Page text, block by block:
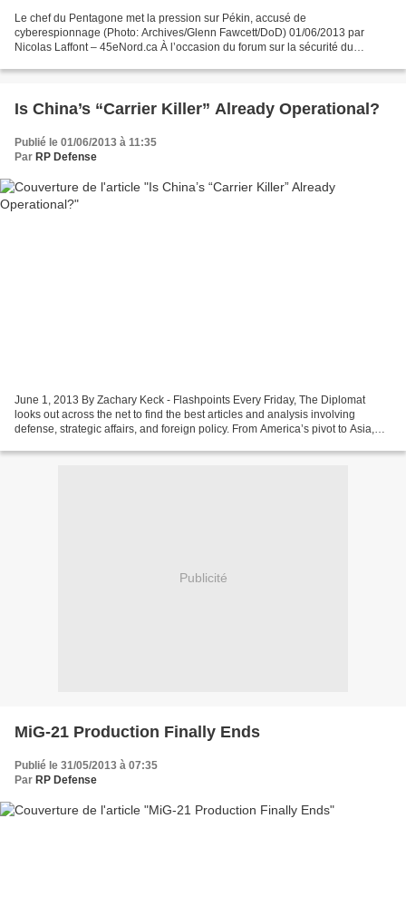
Le chef du Pentagone met la pression sur Pékin, accusé de
cyberespionnage (Photo: Archives/Glenn Fawcett/DoD) 01/06/2013 par
Nicolas Laffont – 45eNord.ca À l’occasion du forum sur la sécurité du
Is China’s “Carrier Killer” Already Operational?
Publié le 01/06/2013 à 11:35
Par RP Defense
June 1, 2013 By Zachary Keck - Flashpoints Every Friday, The Diplomat
looks out across the net to find the best articles and analysis involving
defense, strategic affairs, and foreign policy. From America’s pivot to Asia,
Publicité
MiG-21 Production Finally Ends
Publié le 31/05/2013 à 07:35
Par RP Defense